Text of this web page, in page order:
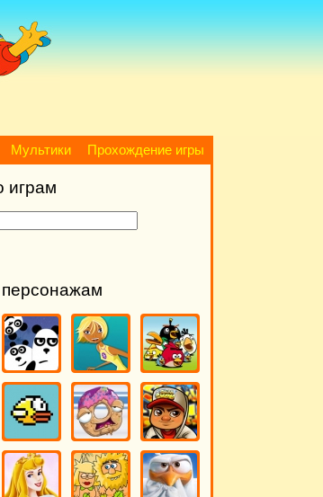
Мультики Прохождение игры
играм